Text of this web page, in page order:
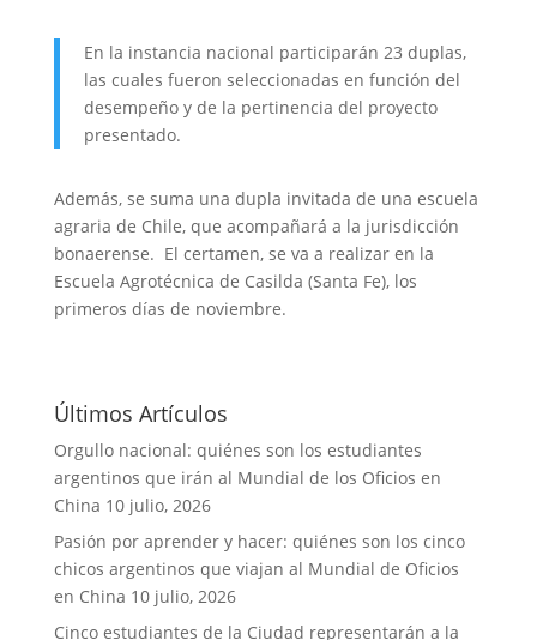
En la instancia nacional participarán 23 duplas,
las cuales fueron seleccionadas en función del
desempeño y de la pertinencia del proyecto
presentado.
Además, se suma una dupla invitada de una escuela
agraria de Chile, que acompañará a la jurisdicción
bonaerense. El certamen, se va a realizar en la
Escuela Agrotécnica de Casilda (Santa Fe), los
primeros días de noviembre.
Últimos Artículos
Orgullo nacional: quiénes son los estudiantes
argentinos que irán al Mundial de los Oficios en
China 10 julio, 2026
Pasión por aprender y hacer: quiénes son los cinco
chicos argentinos que viajan al Mundial de Oficios
en China 10 julio, 2026
Cinco estudiantes de la Ciudad representarán a la